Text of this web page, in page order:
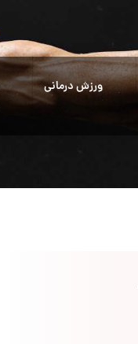
ورزش درمانی